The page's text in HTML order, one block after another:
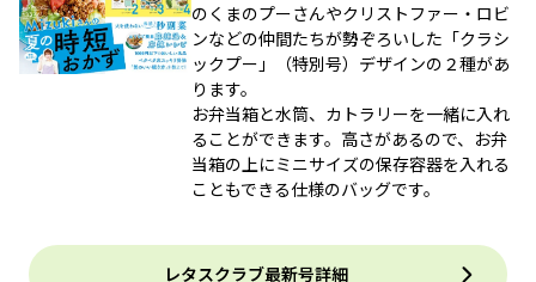
のくまのプーさんやクリストファー・ロビ
ンなどの仲間たちが勢ぞろいした「クラシ
ックプー」（特別号）デザインの２種があ
ります。
お弁当箱と水筒、カトラリーを一緒に入れ
ることができます。高さがあるので、お弁
当箱の上にミニサイズの保存容器を入れる
こともできる仕様のバッグです。
レタスクラブ最新号詳細